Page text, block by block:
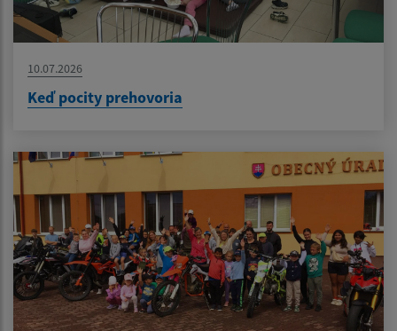
10.07.2026
Keď pocity prehovoria